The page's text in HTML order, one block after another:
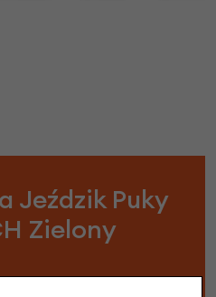
Jeździk Puky
Zielony